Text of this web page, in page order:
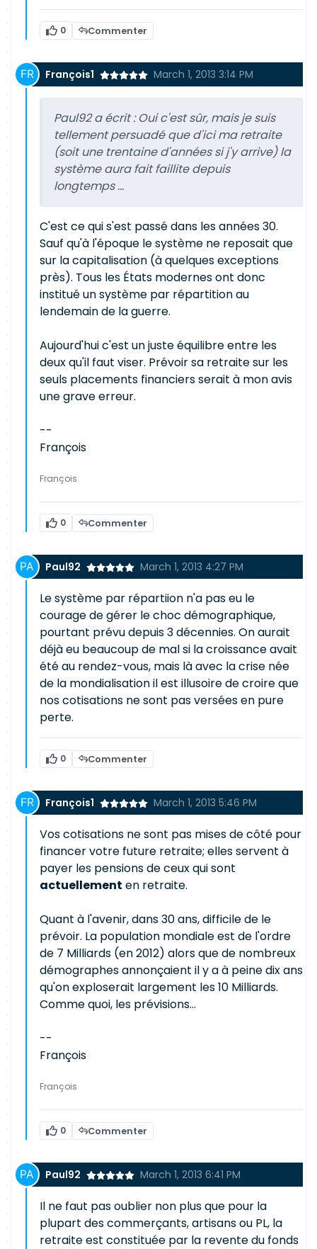
0 Commenter
François1 March 1, 2013 3:14 PM
Paul92 a écrit :Oui c'est sûr, mais je suis
tellement persuadé que d'ici ma retraite
(soit une trentaine d'années si j'y arrive) la
système aura fait faillite depuis
longtemps ...
C'est ce qui s'est passé dans les années 30.
Sauf qu'à l'époque le système ne reposait que
sur la capitalisation (à quelques exceptions
près). Tous les États modernes ont donc
institué un système par répartition au
lendemain de la guerre.
Aujourd'hui c'est un juste équilibre entre les
deux qu'il faut viser. Prévoir sa retraite sur les
seuls placements financiers serait à mon avis
une grave erreur.
--
François
François
0 Commenter
Paul92 March 1, 2013 4:27 PM
Le système par répartiion n'a pas eu le
courage de gérer le choc démographique,
pourtant prévu depuis 3 décennies. On aurait
déjà eu beaucoup de mal si la croissance avait
été au rendez-vous, mais là avec la crise née
de la mondialisation il est illusoire de croire que
nos cotisations ne sont pas versées en pure
perte.
0 Commenter
François1 March 1, 2013 5:46 PM
Vos cotisations ne sont pas mises de côté pour
financer votre future retraite; elles servent à
payer les pensions de ceux qui sont
actuellement en retraite.
Quant à l'avenir, dans 30 ans, difficile de le
prévoir. La population mondiale est de l'ordre
de 7 Milliards (en 2012) alors que de nombreux
démographes annonçaient il y a à peine dix ans
qu'on exploserait largement les 10 Milliards.
Comme quoi, les prévisions...
--
François
François
0 Commenter
Paul92 March 1, 2013 6:41 PM
Il ne faut pas oublier non plus que pour la
plupart des commerçants, artisans ou PL, la
retraite est constituée par la revente du fonds